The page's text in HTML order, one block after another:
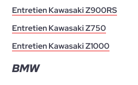
Entretien Kawasaki Z900RS
Entretien Kawasaki Z750
Entretien Kawasaki Z1000
BMW